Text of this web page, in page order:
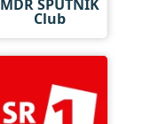
MDR SPUTNIK
Club